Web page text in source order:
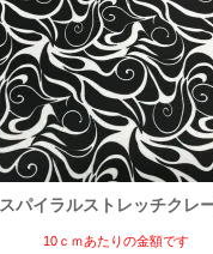
スパイラルストレッチクレ
10ｃｍあたりの金額です